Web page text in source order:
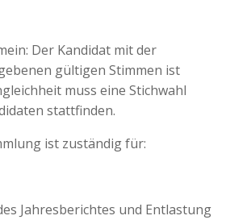
Der Kandidat mit der
gültigen Stimmen ist
muss eine Stichwahl
stattfinden.
ist zuständig für:
Jahresberichtes und Entlastung